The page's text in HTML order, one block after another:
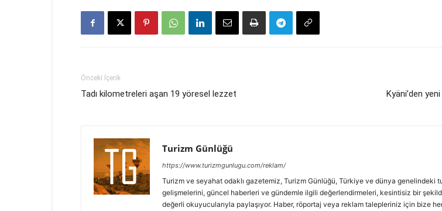
Önceki İçerik
Tadı kilometreleri aşan 19 yöresel lezzet Kyäni’den
Turizm Günlüğü
https://www.turizmgunlugu.com/reklam/
Turizm ve seyahat odaklı gazetemiz, Turizm Günlüğü, Türkiye ve dünya genelindeki
gelişmelerini, güncel haberleri ve gündemle ilgili değerlendirmeleri, kesintisiz bir
değerli okuyucularıyla paylaşıyor. Haber, röportaj veya reklam talepleriniz için bize